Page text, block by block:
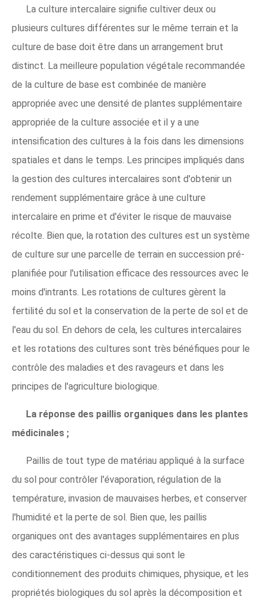
La culture intercalaire signifie cultiver deux ou
plusieurs cultures différentes sur le même terrain et la
culture de base doit être dans un arrangement brut
distinct. La meilleure population végétale recommandée
de la culture de base est combinée de manière
appropriée avec une densité de plantes supplémentaire
appropriée de la culture associée et il y a une
intensification des cultures à la fois dans les dimensions
spatiales et dans le temps. Les principes impliqués dans
la gestion des cultures intercalaires sont d'obtenir un
rendement supplémentaire grâce à une culture
intercalaire en prime et d'éviter le risque de mauvaise
récolte. Bien que, la rotation des cultures est un système
de culture sur une parcelle de terrain en succession pré-
planifiée pour l'utilisation efficace des ressources avec le
moins d'intrants. Les rotations de cultures gèrent la
fertilité du sol et la conservation de la perte de sol et de
l'eau du sol. En dehors de cela, les cultures intercalaires
et les rotations des cultures sont très bénéfiques pour le
contrôle des maladies et des ravageurs et dans les
principes de l'agriculture biologique.
La réponse des paillis organiques dans les plantes
médicinales ;
Paillis de tout type de matériau appliqué à la surface
du sol pour contrôler l'évaporation, régulation de la
température, invasion de mauvaises herbes, et conserver
l'humidité et la perte de sol. Bien que, les paillis
organiques ont des avantages supplémentaires en plus
des caractéristiques ci-dessus qui sont le
conditionnement des produits chimiques, physique, et les
propriétés biologiques du sol après la décomposition et